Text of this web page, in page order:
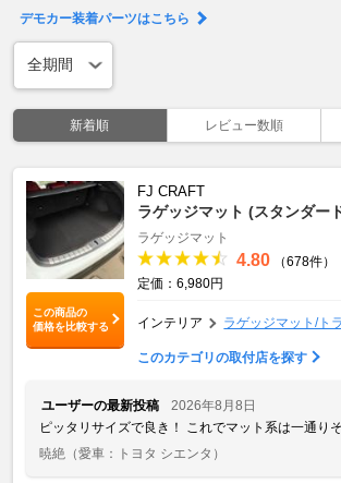
デモカー装着パーツはこちら
新着順 レビュー数順
この商品の
価格を比較する
FJ CRAFT
ラゲッジマット (スタンダー
ラゲッジマット
4.80
（678件）
定価：6,980円
インテリア ラゲッジマット/ト
このカテゴリの取付店を探す
ユーザーの最新投稿
2026年8月8日
ピッタリサイズで良き！ これでマット系は一通り
暁絶 （愛車：トヨタ シエンタ）